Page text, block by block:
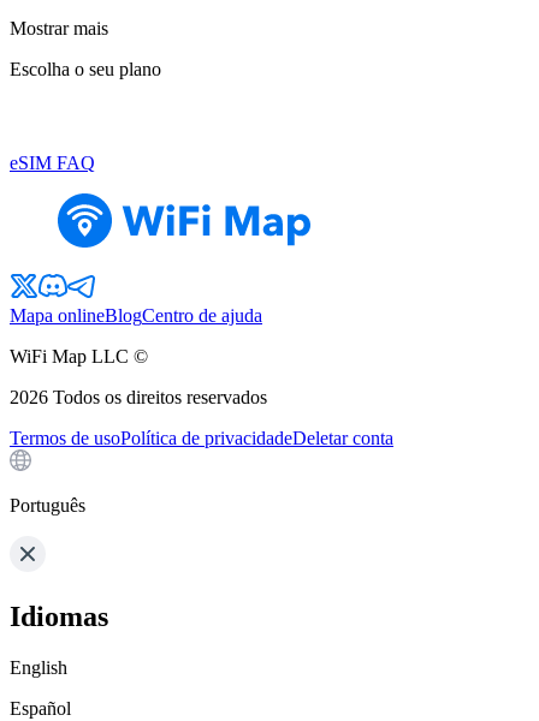
Mostrar mais
Escolha o seu plano
eSIM FAQ
Mapa onlineBlogCentro de ajuda
WiFi Map LLC ©
2026 Todos os direitos reservados
Termos de usoPolítica de privacidadeDeletar conta
Português
Idiomas
English
Español